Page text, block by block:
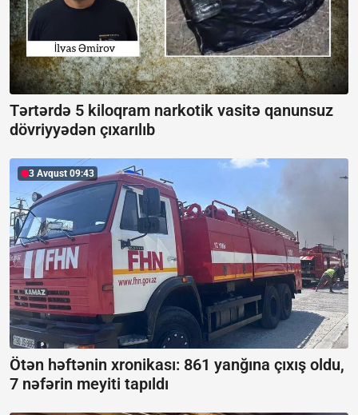
Tərtərdə 5 kiloqram narkotik vasitə qanunsuz
dövriyyədən çıxarılıb
3 Avqust 09:43
Ötən həftənin xronikası: 861 yanğına çıxış oldu,
7 nəfərin meyiti tapıldı